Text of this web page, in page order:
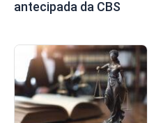
antecipada da CBS